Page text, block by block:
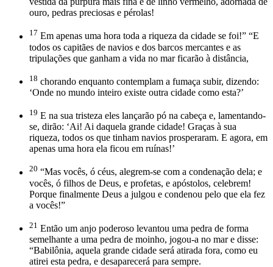
ouro, pedras preciosas e pérolas!
17 Em apenas uma hora toda a riqueza da cidade se foi!” “E
todos os capitães de navios e dos barcos mercantes e as
tripulações que ganham a vida no mar ficarão à distância,
18 chorando enquanto contemplam a fumaça subir, dizendo:
‘Onde no mundo inteiro existe outra cidade como esta?’
19 E na sua tristeza eles lançarão pó na cabeça e, lamentando-
se, dirão: ‘Ai! Ai daquela grande cidade! Graças à sua
riqueza, todos os que tinham navios prosperaram. E agora, em
apenas uma hora ela ficou em ruínas!’
20 “Mas vocês, ó céus, alegrem-se com a condenação dela; e
vocês, ó filhos de Deus, e profetas, e apóstolos, celebrem!
Porque finalmente Deus a julgou e condenou pelo que ela fez
a vocês!”
21 Então um anjo poderoso levantou uma pedra de forma
semelhante a uma pedra de moinho, jogou-a no mar e disse:
“Babilônia, aquela grande cidade será atirada fora, como eu
atirei esta pedra, e desaparecerá para sempre.